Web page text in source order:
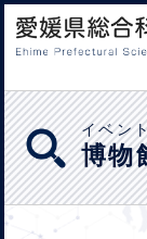
イベン
博物